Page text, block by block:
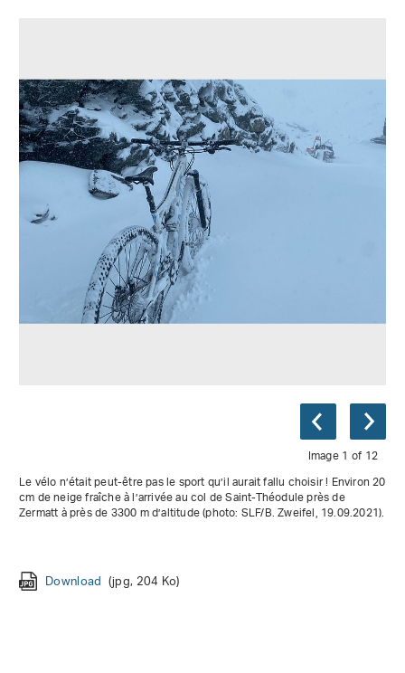
Image 1 of 12
Le vélo n’était peut-être pas le sport qu’il aurait fallu choisir ! Environ 20
cm de neige fraîche à l’arrivée au col de Saint-Théodule près de
Zermatt à près de 3300 m d’altitude (photo: SLF/B. Zweifel, 19.09.2021).
Download (jpg, 204 Ko)
Download (jpg, 110 Ko)
Download (jpg, 304 Ko)
Download (png, 437 Ko)
Download (jpg, 110 Ko)
Download (jpg, 133 Ko)